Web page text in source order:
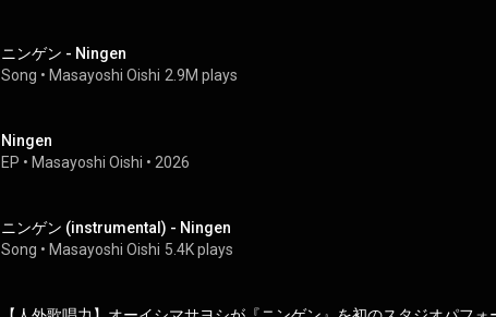
ニンゲン - Ningen
Song • Masayoshi Oishi 2.9M plays
Ningen
EP • Masayoshi Oishi • 2026
ニンゲン (instrumental) - Ningen
Song • Masayoshi Oishi 5.4K plays